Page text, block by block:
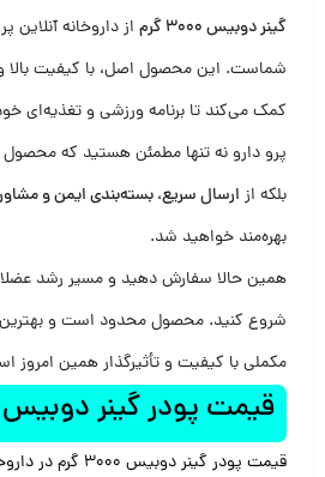
گینر دوبیس 3000 گرم
از داروخانه آنلاین
شماست. این محصول اصل، با کیفیت بالا
کمک می‌کند تا برنامه ورزشی و تغذیه‌ای
پرو دارو نه تنها مطمئن هستید که محصول
بلکه از ارسال سریع، بسته‌بندی ایمن و
بهره‌مند خواهید شد.
همین حالا سفارش دهید و مسیر رشد
شروع کنید. محصول محدود است و
مکملی با کیفیت و تأثیرگذار همین امروز
قیمت پودر گینر دوبیس 3000 گرم
قیمت پودر گینر دوبیس 3000 گرم در داروخانه آنلاین